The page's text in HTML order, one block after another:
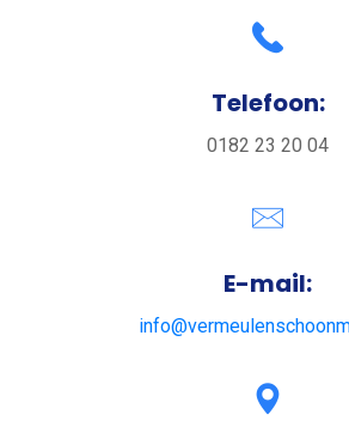
Telefoon:
0182 23 20 04
E-mail: